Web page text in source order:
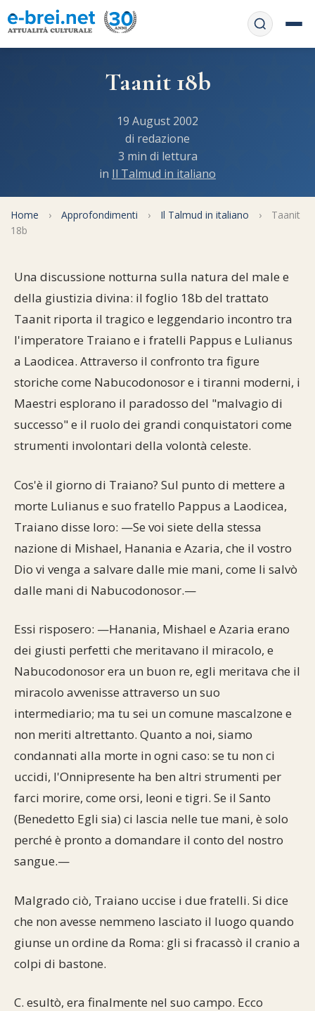
APP web
Informativa Privacy
Libri di preghiera
Regole di Halachà
La tradizione orale
Filosofia e Pensiero
Documenti storici
Servizi on-
line
Orari di Shabbat
Convertitore di date
Vendita del chametz
F.A.Q.
Mappa del sito
Cucina tipica
Perle dal Talmud
Umorismo e simpatia
10 comandamenti
Approfondimenti
Cultura e società
Storia millenaria
Personaggi celebri
Tanach
Il Talmud in italiano
Partecipa Comunità ebraiche
Turismo in Italia
Parliamone
Netiquette
Scambio di link
Taanit 18b
19 August 2002
di redazione
3 min di lettura
in Il Talmud in italiano
Home › Approfondimenti › Il Talmud in italiano ›
Taanit
18b
Una discussione notturna sulla natura del male e
della giustizia divina: il foglio 18b del trattato
Taanit riporta il tragico e leggendario incontro tra
l'imperatore Traiano e i fratelli Pappus e Lulianus
a Laodicea. Attraverso il confronto tra figure
storiche come Nabucodonosor e i tiranni moderni, i
Maestri esplorano il paradosso del "malvagio di
successo" e il ruolo dei grandi conquistatori come
strumenti involontari della volontà celeste.
Cos'è il giorno di Traiano? Sul punto di mettere a
morte Lulianus e suo fratello Pappus a Laodicea,
Traiano disse loro: —Se voi siete della stessa
nazione di Mishael, Hanania e Azaria, che il vostro
Dio vi venga a salvare dalle mie mani, come li salvò
dalle mani di Nabucodonosor.—
Essi risposero: —Hanania, Mishael e Azaria erano
dei giusti perfetti che meritavano il miracolo, e
Nabucodonosor era un buon re, egli meritava che il
miracolo avvenisse attraverso un suo
intermediario; ma tu sei un comune mascalzone e
non meriti altrettanto. Quanto a noi, siamo
condannati alla morte in ogni caso: se tu non ci
uccidi, l'Onnipresente ha ben altri strumenti per
farci morire, come orsi, leoni e tigri. Se il Santo
(Benedetto Egli sia) ci lascia nelle tue mani, è solo
perché è pronto a domandare il conto del nostro
sangue.—
Malgrado ciò, Traiano uccise i due fratelli. Si dice
che non avesse nemmeno lasciato il luogo quando
giunse un ordine da Roma: gli si fracassò il cranio a
colpi di bastone.
C. esultò, era finalmente nel suo campo. Ecco